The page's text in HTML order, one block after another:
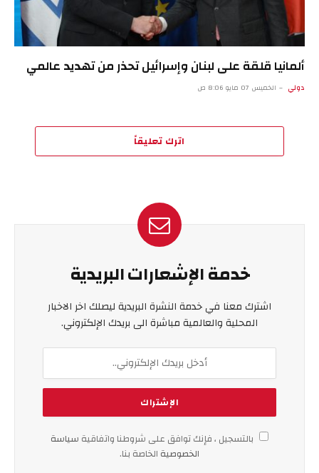
ألمانيا قلقة على لبنان وإسرائيل تحذر من تهديد عالمي
دولي الخميس 07 مايو 8:06 ص
اترك تعليقاً
خدمة الإشعارات البريدية
اشترك معنا في خدمة النشرة البريدية ليصلك اخر الاخبار
المحلية والعالمية مباشرة الى بريدك الإلكتروني.
بالتسجيل ، فإنك توافق على شروطنا واتفاقية سياسة
الخصوصية الخاصة بنا.